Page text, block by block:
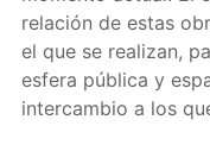
relación de estas
el que se realizan,
esfera pública y
intercambio a los